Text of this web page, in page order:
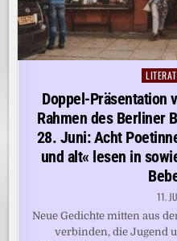
Posted
in
Doppel-Präsentation
Rahmen des Berliner
28. Juni: Acht
und alt« lesen in
11.
Neue Gedichte mitten aus
verbinden, die Jugend